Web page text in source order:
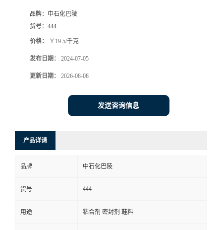
品牌： 中石化巴陵
货号： 444
价格： ￥19.5/千克
发布日期： 2024-07-05
更新日期： 2026-08-08
发送咨询信息
产品详请
品牌 中石化巴陵
货号 444
用途 粘合剂 密封剂 鞋料